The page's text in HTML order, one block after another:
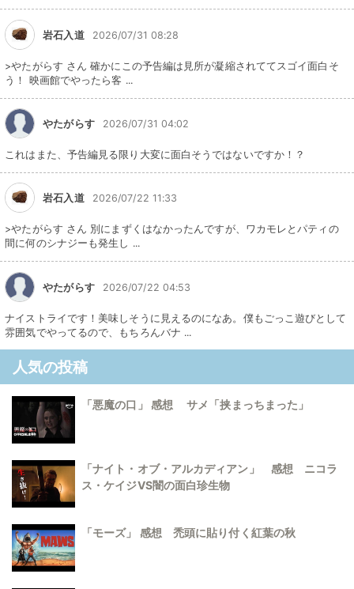
岩石入道 2026/07/31 08:28
>やたがらす さん 確かにこの予告編は見所が凝縮されててスゴイ面白そ
う！ 映画館でやったら客 ...
やたがらす 2026/07/31 04:02
これはまた、予告編見る限り大変に面白そうではないですか！？
岩石入道 2026/07/22 11:33
>やたがらす さん 別にまずくはなかったんですが、ワカモレとパティの
間に何のシナジーも発生し ...
やたがらす 2026/07/22 04:53
ナイストライです！美味しそうに見えるのになあ。僕もごっこ遊びとして
雰囲気でやってるので、もちろんバナ ...
人気の投稿
「悪魔の口」 感想 サメ「挟まっちまった」
「ナイト・オブ・アルカディアン」 感想 ニコラ
ス・ケイジVS闇の面白珍生物
「モーズ」 感想 禿頭に貼り付く紅葉の秋